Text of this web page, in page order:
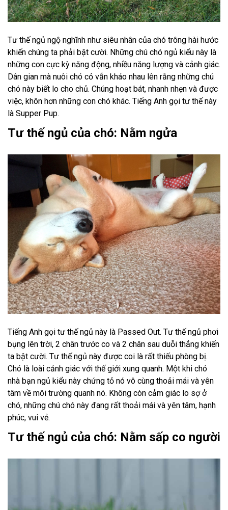
Tư thế ngủ ngộ nghĩnh như siêu nhân của chó trông hài hước
khiến chúng ta phải bật cười. Những chú chó ngủ kiểu này là
những con cực kỳ năng động, nhiều năng lượng và cảnh giác.
Dân gian mà nuôi chó cỏ vẫn kháo nhau lên rằng những chú
chó này biết lo cho chủ. Chúng hoạt bát, nhanh nhẹn và được
việc, khôn hơn những con chó khác. Tiếng Anh gọi tư thế này
là Supper Pup.
Tư thế ngủ của chó: Nằm ngửa
Tiếng Anh gọi tư thế ngủ này là Passed Out. Tư thế ngủ phơi
bụng lên trời, 2 chân trước co và 2 chân sau duỗi thẳng khiến
ta bật cười. Tư thế ngủ này được coi là rất thiếu phòng bị.
Chó là loài cảnh giác với thế giới xung quanh. Một khi chó
nhà bạn ngủ kiểu này chứng tỏ nó vô cùng thoải mái và yên
tâm về môi trường quanh nó. Không còn cảm giác lo sợ ở
chó, những chú chó này đang rất thoải mái và yên tâm, hạnh
phúc, vui vẻ.
Tư thế ngủ của chó: Nằm sấp co người